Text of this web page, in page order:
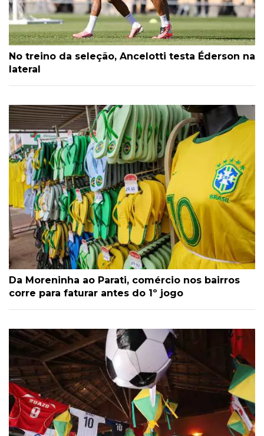
No treino da seleção, Ancelotti testa Éderson na
lateral
Da Moreninha ao Parati, comércio nos bairros
corre para faturar antes do 1º jogo